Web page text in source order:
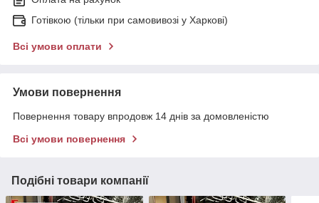
Готівкою (тільки при самовивозі у Харкові)
Всі умови оплати
Умови повернення
Повернення товару впродовж 14 днів за домовленістю
Всі умови повернення
Подібні товари компанії